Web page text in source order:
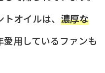
オイルは、 濃厚な
愛用しているファンも